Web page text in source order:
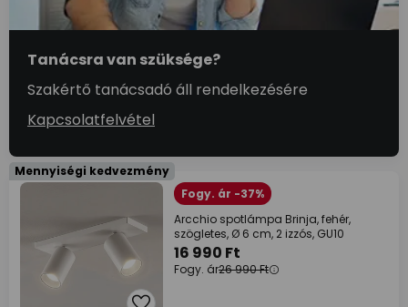
Tanácsra van szüksége?
Szakértő tanácsadó áll rendelkezésére
Kapcsolatfelvétel
Mennyiségi kedvezmény
Fogy. ár -37%
Arcchio spotlámpa Brinja, fehér,
szögletes, Ø 6 cm, 2 izzós, GU10
16 990 Ft
Fogy. ár26 990 Ft